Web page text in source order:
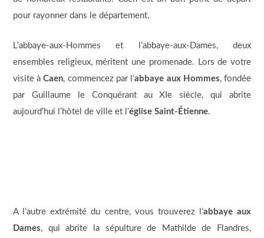
pour rayonner dans le département.
L’abbaye-aux-Hommes et l’abbaye-aux-Dames, deux
ensembles religieux, méritent une promenade. Lors de votre
visite àCaen, commencez par l’abbaye aux Hommes, fondée
par Guillaume le Conquérant au XIe siècle, qui abrite
aujourd’hui l’hôtel de ville et l’église Saint-Étienne.
A l’autre extrémité du centre, vous trouverez l’abbaye aux
Dames, qui abrite la sépulture de Mathilde de Flandres,